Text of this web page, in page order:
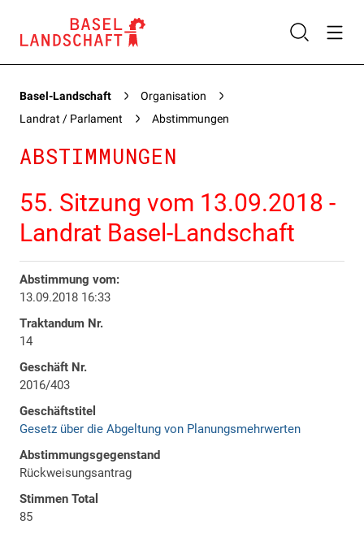
Basel-Landschaft
Organisation
Landrat / Parlament
Abstimmungen
ABSTIMMUNGEN